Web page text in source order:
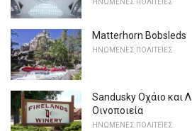
ΗΝΩΜΈΝΕΣ ΠΟΛΙΤΕΊΕΣ
Matterhorn Bobsleds
ΗΝΩΜΈΝΕΣ ΠΟΛΙΤΕΊΕΣ
Sandusky Οχάιο και
Οινοποιεία
ΗΝΩΜΈΝΕΣ ΠΟΛΙΤΕΊΕΣ